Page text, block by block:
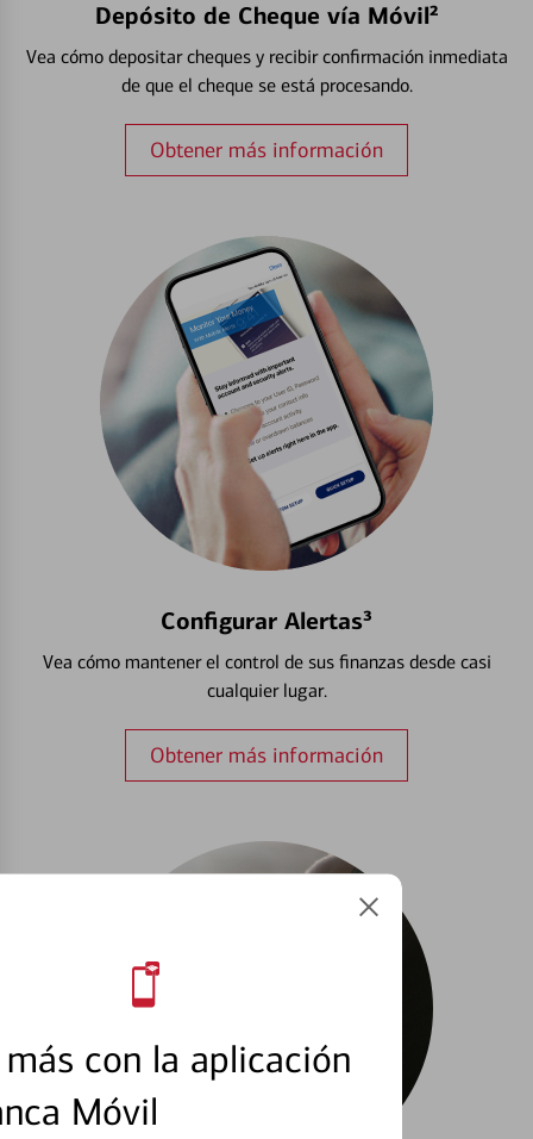
con la aplicación
Móvil
Depósito de Cheque vía Móvil²
Vea cómo depositar cheques y recibir confirmación inmediata
de que el cheque se está procesando.
Obtener más información
Configurar Alertas³
Vea cómo mantener el control de sus finanzas desde casi
cualquier lugar.
Obtener más información